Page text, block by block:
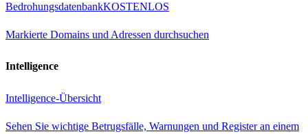
BedrohungsdatenbankKOSTENLOS
Markierte Domains und Adressen durchsuchen
Intelligence
Intelligence-Übersicht
Sehen Sie wichtige Betrugsfälle, Warnungen und Register an einem